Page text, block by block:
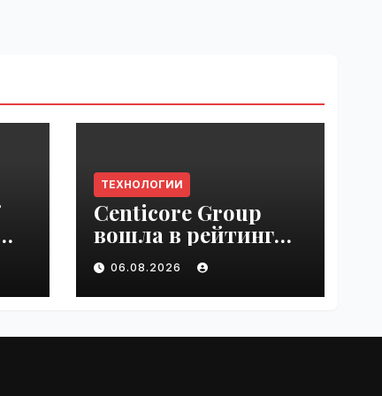
ТЕХНОЛОГИИ
Centicore Group
вошла в рейтинг
«CNews500:
Крупнейшие ИТ-
компании России» |
06.08.2026